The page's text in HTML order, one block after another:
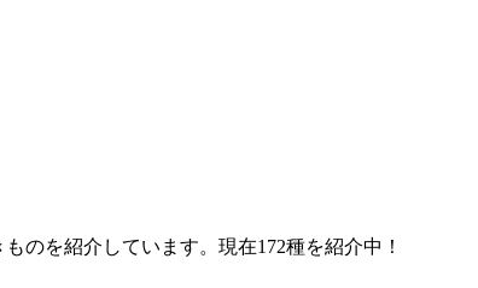
のを紹介しています。現在172種を紹介中！